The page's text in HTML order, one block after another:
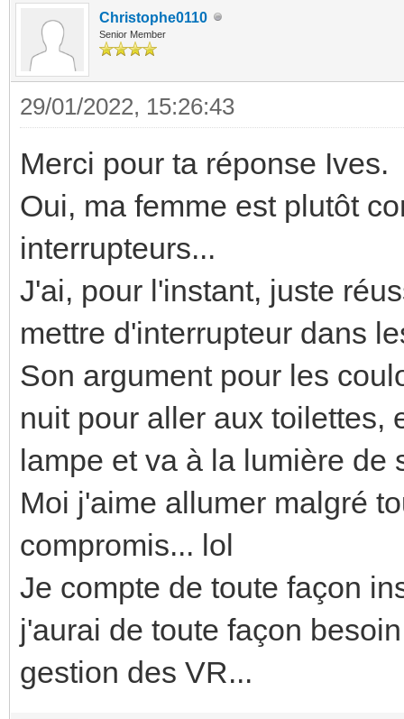
Christophe0110
Senior Member
29/01/2022, 15:26:43
Merci pour ta réponse Ives.
Oui, ma femme est plutôt
interrupteurs...
J'ai, pour l'instant, juste
mettre d'interrupteur dans
Son argument pour les
nuit pour aller aux toilettes,
lampe et va à la lumière de
Moi j'aime allumer malgré
compromis... lol
Je compte de toute façon
j'aurai de toute façon
gestion des VR...